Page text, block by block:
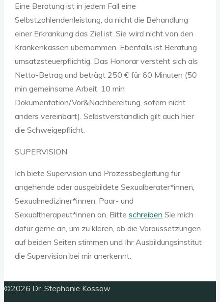
Eine Beratung ist in jedem Fall eine
Selbstzahlendenleistung, da nicht die Behandlung
einer Erkrankung das Ziel ist. Sie wird nicht von den
Krankenkassen übernommen. Ebenfalls ist Beratung
umsatzsteuerpflichtig. Das Honorar versteht sich als
Netto-Betrag und beträgt 250 € für 60 Minuten (50
min gemeinsame Arbeit, 10 min
Dokumentation/Vor&Nachbereitung, sofern nicht
anders vereinbart). Selbstverständlich gilt auch hier
die Schweigepflicht.
SUPERVISION
Ich biete Supervision und Prozessbegleitung für
angehende oder ausgebildete Sexualberater*innen,
Sexualmediziner*innen, Paar- und
Sexualtherapeut*innen an. Bitte schreiben Sie mich
dafür gerne an, um zu klären, ob die Voraussetzungen
auf beiden Seiten stimmen und Ihr Ausbildungsinstitut
die Supervision bei mir anerkennt.
Nach
©2026 Dr. Stephanie Kossow